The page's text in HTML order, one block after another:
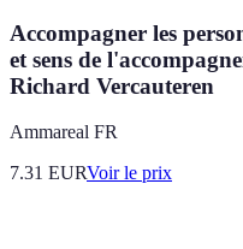
Accompagner les
et sens de
Richard Vercauteren
Ammareal FR
7.31 EURVoir le prix